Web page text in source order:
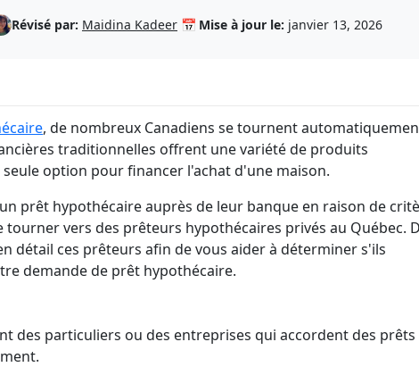
Signification d'une libération
côté ?
voiture?
Révisé par: Maidina Kadeer 📅 Mise à jour le: janvier 13, 2026
, de nombreux Canadiens se tournent
traditionnelles offrent une variété de produits
option pour financer l'achat d'une maison.
prêt hypothécaire auprès de leur banque en raison de
vers des prêteurs hypothécaires privés au Québec.
détail ces prêteurs afin de vous aider à déterminer s'ils
demande de prêt hypothécaire.
des particuliers ou des entreprises qui accordent des prêts